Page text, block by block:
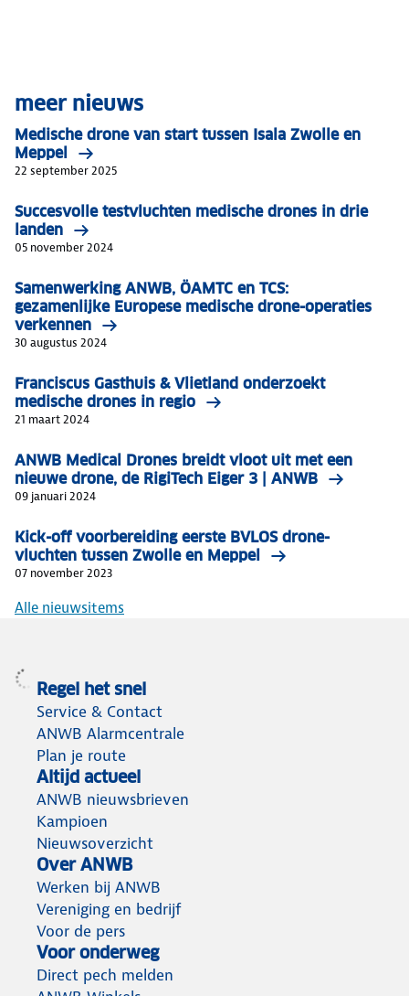
meer nieuws
Medische drone van start tussen Isala Zwolle en
Meppel
22 september 2025
Succesvolle testvluchten medische drones in drie
landen
05 november 2024
Samenwerking ANWB, ÖAMTC en TCS:
gezamenlijke Europese medische drone-operaties
verkennen
30 augustus 2024
Franciscus Gasthuis & Vlietland onderzoekt
medische drones in regio
21 maart 2024
ANWB Medical Drones breidt vloot uit met een
nieuwe drone, de RigiTech Eiger 3 | ANWB
09 januari 2024
Kick-off voorbereiding eerste BVLOS drone-
vluchten tussen Zwolle en Meppel
07 november 2023
Alle nieuwsitems
Regel het snel
Service & Contact
ANWB Alarmcentrale
Plan je route
Altijd actueel
ANWB nieuwsbrieven
Kampioen
Nieuwsoverzicht
Over ANWB
Werken bij ANWB
Vereniging en bedrijf
Voor de pers
Voor onderweg
Direct pech melden